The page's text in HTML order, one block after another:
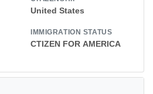
United States
IMMIGRATION STATUS
CTIZEN FOR AMERICA